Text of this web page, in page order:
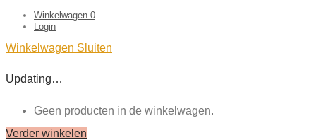
Winkelwagen 0
Login
Winkelwagen Sluiten
Updating…
Geen producten in de winkelwagen.
Verder winkelen